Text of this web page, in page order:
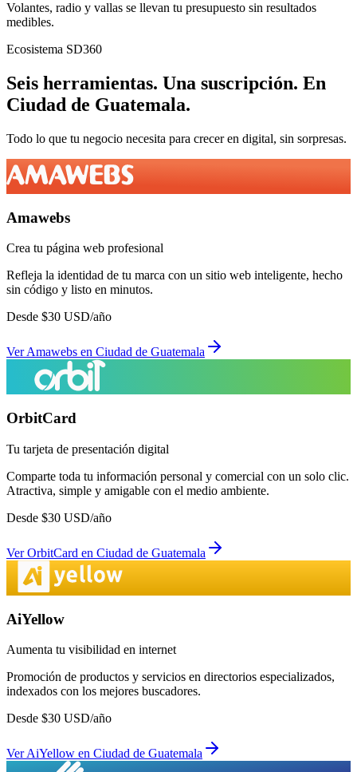
Volantes, radio y vallas se llevan tu presupuesto sin resultados
medibles.
Ecosistema SD360
Seis herramientas. Una suscripción. En
Ciudad de Guatemala.
Todo lo que tu negocio necesita para crecer en digital, sin sorpresas.
Amawebs
Crea tu página web profesional
Refleja la identidad de tu marca con un sitio web inteligente, hecho
sin código y listo en minutos.
Desde $30 USD/año
VerAmawebs en Ciudad de Guatemala
OrbitCard
Tu tarjeta de presentación digital
Comparte toda tu información personal y comercial con un solo clic.
Atractiva, simple y amigable con el medio ambiente.
Desde $30 USD/año
VerOrbitCard en Ciudad de Guatemala
AiYellow
Aumenta tu visibilidad en internet
Promoción de productos y servicios en directorios especializados,
indexados con los mejores buscadores.
Desde $30 USD/año
VerAiYellow en Ciudad de Guatemala